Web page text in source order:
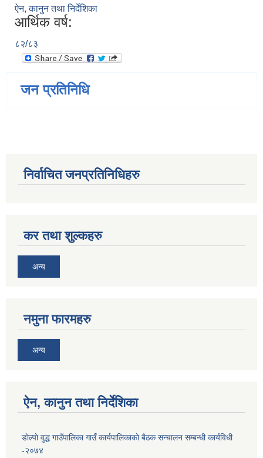
ऐन, कानुन तथा निर्देशिका
आर्थिक वर्ष:
८२/८३
जन प्रतिनिधि
निर्वाचित जनप्रतिनिधिहरु
कर तथा शुल्कहरु
अन्य
नमुना फारमहरु
अन्य
ऐन, कानुन तथा निर्देशिका
डाेल्पाे वुद्ध गाउँपालिका गाउँ कार्यपालिकाकाे बैठक स‌न्चालन सम्बन्धी कार्यविधी
-२०७४